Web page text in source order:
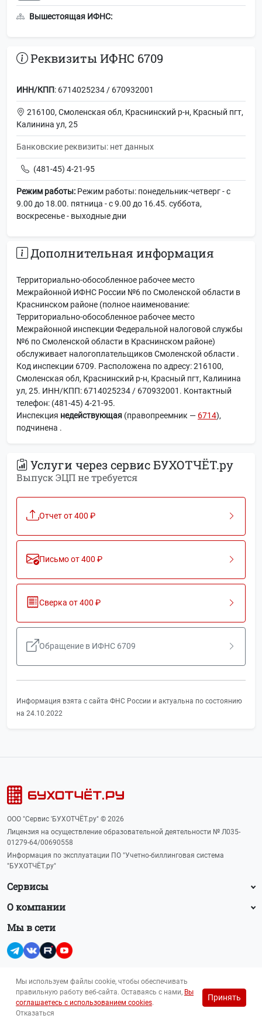
Вышестоящая ИФНС:
Реквизиты ИФНС 6709
ИНН/КПП: 6714025234 / 670932001
216100, Смоленская обл, Краснинский р-н, Красный пгт,
Калинина ул, 25
Банковские реквизиты: нет данных
(481-45) 4-21-95
Режим работы: Режим работы: понедельник-четверг - с
9.00 до 18.00. пятница - с 9.00 до 16.45. суббота,
воскресенье - выходные дни
Дополнительная информация
Территориально-обособленное рабочее место
Межрайонной ИФНС России №6 по Смоленской области в
Краснинском районе (полное наименование:
Территориально-обособленное рабочее место
Межрайонной инспекции Федеральной налоговой службы
№6 по Смоленской области в Краснинском районе)
обслуживает налогоплательщиков Смоленской области .
Код инспекции 6709. Расположена по адресу: 216100,
Смоленская обл, Краснинский р-н, Красный пгт, Калинина
ул, 25. ИНН/КПП: 6714025234 / 670932001. Контактный
телефон: (481-45) 4-21-95.
Инспекция недействующая (правопреемник — 6714),
подчинена .
Услуги через сервис БУХОТЧЁТ.ру
Выпуск ЭЦП не требуется
Отчет от 400 ₽
Письмо от 400 ₽
Сверка от 400 ₽
Обращение в ИФНС 6709
Информация взята с сайта ФНС России и актуальна по состоянию
на 24.10.2022
ООО "Сервис 'БУХОТЧЁТ.ру" © 2026
Лицензия на осуществление образовательной деятельности № Л035-
01279-64/00690558
Информация по эксплуатации ПО "Учетно-биллинговая система
"БУХОТЧЁТ.ру"
Сервисы
О компании
Мы в сети
Для лиц 16+
Прайс-лист на рекламу (PDF, 145 Кб)
Мы используем файлы cookie, чтобы обеспечивать
правильную работу веб-сайта. Оставаясь с нами, Вы
соглашаетесь с использованием cookies.
Отказаться
Принять